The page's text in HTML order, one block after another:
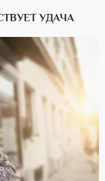
УДАЧА